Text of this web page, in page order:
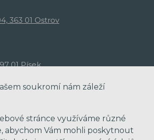
363 01 Ostrov
01 Písek
soukromí nám záleží
stránce využíváme různé
abychom Vám mohli poskytnout